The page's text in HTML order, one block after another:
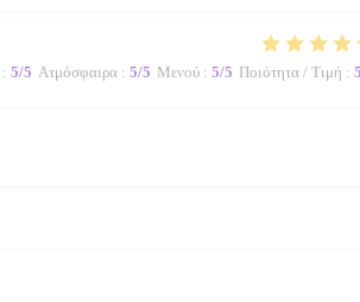
: 5/5 Ατμόσφαιρα : 5/5 Μενού : 5/5 Ποιότητα / Τιμή : 5